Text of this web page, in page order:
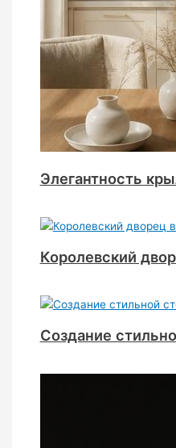
Элегантность
Королевский
Создание